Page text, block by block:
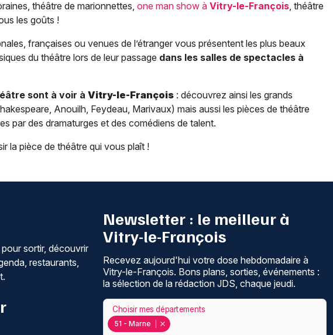
théâtre de marionnettes, one man show à Vitry-le-François, théâtre
les goûts !
françaises ou venues de l’étranger vous présentent les plus beaux
du théâtre lors de leur passage dans les salles de spectacles à
sont à voir à Vitry-le-François : découvrez ainsi les grands
Anouilh, Feydeau, Marivaux) mais aussi les pièces de théâtre
par des dramaturges et des comédiens de talent.
la pièce de théâtre qui vous plaît !
sortir, découvrir
restaurants,
Newsletter : le meilleur à
Vitry-le-François
Recevez aujourd'hui votre dose hebdomadaire à
Vitry-le-François. Bons plans, sorties, événements :
la sélection de la rédaction JDS, chaque jeudi.
51 - Marne
Choisir mes départements